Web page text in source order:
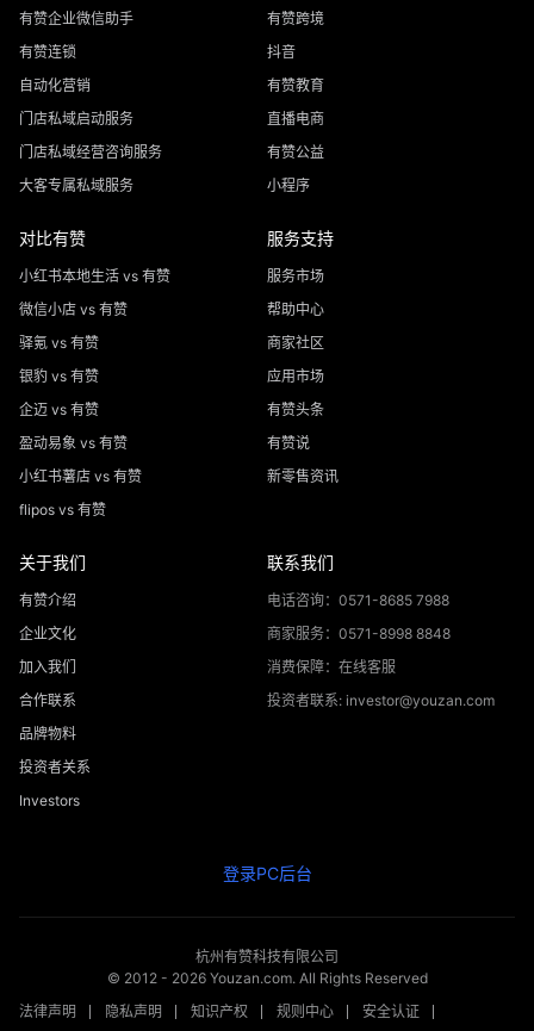
有赞企业微信助手
有赞连锁
自动化营销
门店私域启动服务
门店私域经营咨询服务
大客专属私域服务
有赞跨境
抖音
有赞教育
直播电商
有赞公益
小程序
对比有赞
小红书本地生活 vs 有赞
微信小店 vs 有赞
驿氪 vs 有赞
银豹 vs 有赞
企迈 vs 有赞
盈动易象 vs 有赞
小红书薯店 vs 有赞
flipos vs 有赞
服务支持
服务市场
帮助中心
商家社区
应用市场
有赞头条
有赞说
新零售资讯
关于我们
有赞介绍
企业文化
加入我们
合作联系
品牌物料
投资者关系
Investors
联系我们
电话咨询：0571-8685 7988
商家服务：0571-8998 8848
消费保障：在线客服
投资者联系: investor@youzan.com
登录PC后台
杭州有赞科技有限公司
© 2012 - 2026Youzan.com. All Rights Reserved
法律声明
隐私声明 知识产权 规则中心 安全认证